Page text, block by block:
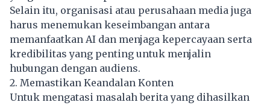
Selain itu, organisasi atau perusahaan media juga
harus menemukan keseimbangan antara
memanfaatkan AI dan menjaga kepercayaan serta
kredibilitas yang penting untuk menjalin
hubungan dengan audiens.
2. Memastikan Keandalan Konten
Untuk mengatasi masalah berita yang dihasilkan